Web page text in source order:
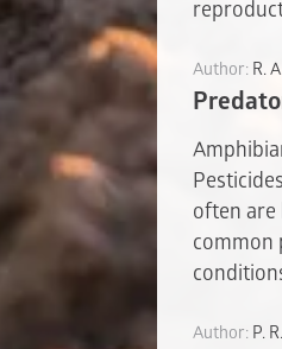
Author: R.
often are
common
Author: P.